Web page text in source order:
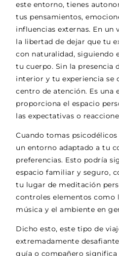
este entorno, tienes
tus pensamientos,
influencias externas. En un
la libertad de dejar que tu
con naturalidad, siguiendo
tu cuerpo. Sin la presencia
interior y tu experiencia se
centro de atención. Es una
proporciona el espacio
las expectativas o
Cuando tomas psicodélicos
un entorno adaptado a tu
preferencias. Esto podría
espacio familiar y seguro,
tu lugar de meditación
controles elementos como
música y el ambiente en
Dicho esto, este tipo de
extremadamente
guía o compañero significa